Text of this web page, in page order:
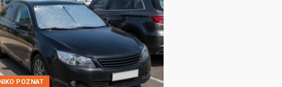
NIKO POZNAT